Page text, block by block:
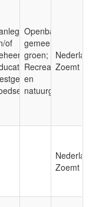
of
Openbaar,
gemeentelijk
groen;
Recreatie-
en
natuurgebieden
Zoemt
Zoemt